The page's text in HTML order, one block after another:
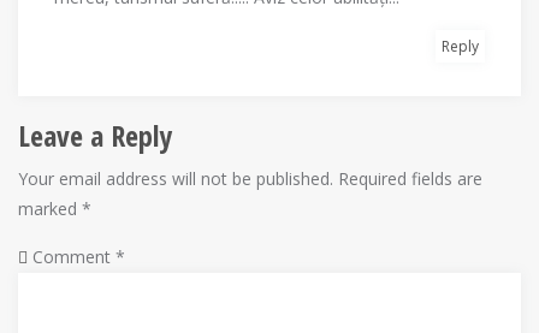
Reply
Leave a Reply
Your email address will not be published. Required fields are
marked *
Comment *